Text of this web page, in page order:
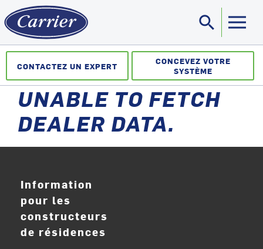
search
CONTACTEZ UN EXPERT
CONCEVEZ VOTRE
SYSTÈME
UNABLE TO FETCH
DEALER DATA.
Information
pour les
constructeurs
de résidences